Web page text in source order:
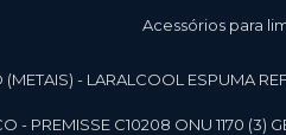
Acessórios para
(METAIS) - LAR ALCOOL ESPUMA
- PREMISSE C10208 ONU 1170 (3)